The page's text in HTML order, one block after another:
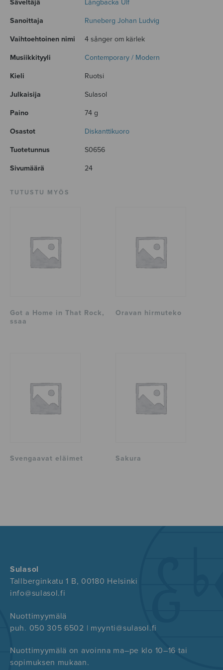
Säveltäjä Långbacka Ulf
Sanoittaja Runeberg Johan Ludvig
Vaihtoehtoinen nimi 4 sånger om kärlek
Musiikkityyli Contemporary / Modern
Kieli Ruotsi
Julkaisija Sulasol
Paino 74 g
Osastot Diskanttikuoro
Tuotetunnus S0656
Sivumäärä 24
TUTUSTU MYÖS
Got a Home in That Rock,
ssaa
Oravan hirmuteko
Svengaavat eläimet Sakura
Sulasol
Tallberginkatu 1 B, 00180 Helsinki
info@sulasol.fi
Nuottimyymälä
puh. 050 305 6502 | myynti@sulasol.fi
Nuottimyymälä on avoinna ma–pe klo 10–16 tai
sopimuksen mukaan.